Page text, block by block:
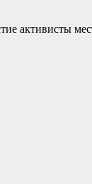
активисты